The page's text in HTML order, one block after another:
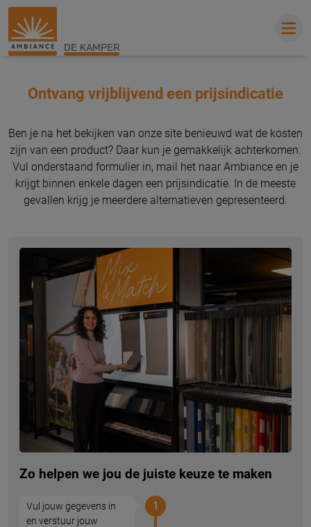
DE KAMPER
Ontvang vrijblijvend een prijsindicatie
Ben je na het bekijken van onze site benieuwd wat de kosten
zijn van een product? Daar kun je gemakkelijk achterkomen.
Vul onderstaand formulier in, mail het naar Ambiance en je
krijgt binnen enkele dagen een prijsindicatie. In de meeste
gevallen krijg je meerdere alternatieven gepresenteerd.
Zo helpen we jou de juiste keuze te maken
Vul jouw gegevens in
en verstuur jouw
1